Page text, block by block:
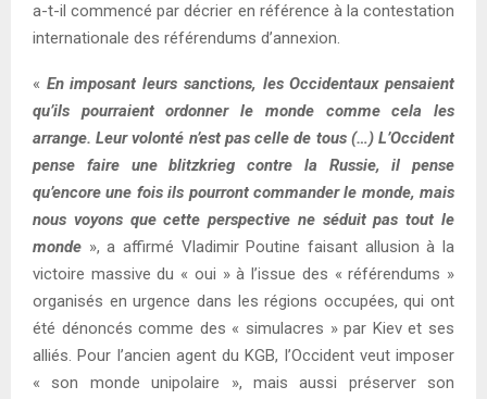
a-t-il commencé par décrier en référence à la contestation
internationale des référendums d’annexion.
« En imposant leurs sanctions, les Occidentaux pensaient
qu’ils pourraient ordonner le monde comme cela les
arrange. Leur volonté n’est pas celle de tous (…) L’Occident
pense faire une blitzkrieg contre la Russie, il pense
qu’encore une fois ils pourront commander le monde, mais
nous voyons que cette perspective ne séduit pas tout le
monde », a affirmé Vladimir Poutine faisant allusion à la
victoire massive du « oui » à l’issue des « référendums »
organisés en urgence dans les régions occupées, qui ont
été dénoncés comme des « simulacres » par Kiev et ses
alliés. Pour l’ancien agent du KGB, l’Occident veut imposer
« son monde unipolaire », mais aussi préserver son